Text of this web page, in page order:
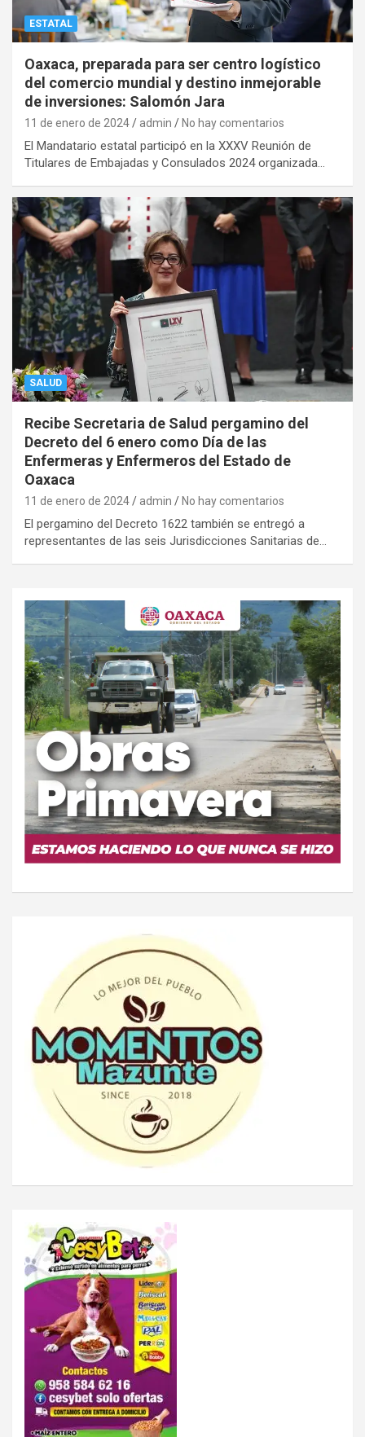
ESTATAL
Oaxaca, preparada para ser centro logístico
del comercio mundial y destino inmejorable
de inversiones: Salomón Jara
11 de enero de 2024 admin No hay comentarios
El Mandatario estatal participó en la XXXV Reunión de
Titulares de Embajadas y Consulados 2024 organizada…
SALUD
Recibe Secretaria de Salud pergamino del
Decreto del 6 enero como Día de las
Enfermeras y Enfermeros del Estado de
Oaxaca
11 de enero de 2024 admin No hay comentarios
El pergamino del Decreto 1622 también se entregó a
representantes de las seis Jurisdicciones Sanitarias de…